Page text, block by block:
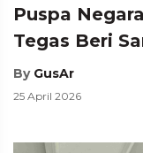
Puspa
Tegas Beri
By GusAr
25 April 2026